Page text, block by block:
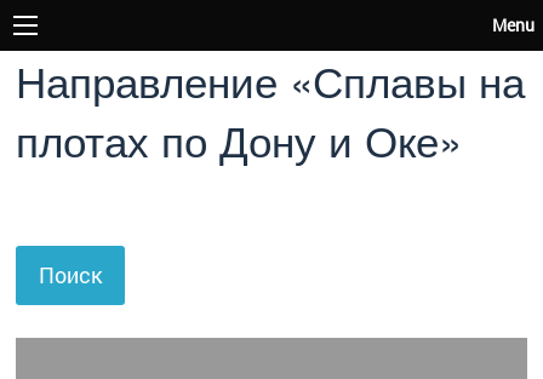
Menu
Направление «Сплавы на
плотах по Дону и Оке»
Поиск